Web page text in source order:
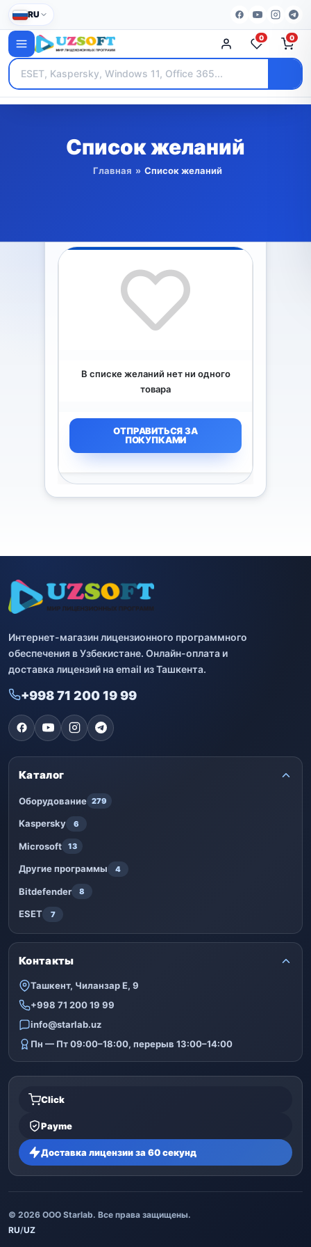
RU
0 0
Список желаний
Главная » Список желаний
В списке желаний нет ни одного
товара
ОТПРАВИТЬСЯ ЗА
ПОКУПКАМИ
Интернет-магазин лицензионного программного
обеспечения в Узбекистане. Онлайн-оплата и
доставка лицензий на email из Ташкента.
+998 71 200 19 99
Каталог
Оборудование 279
Kaspersky 6
Microsoft 13
Другие программы 4
Bitdefender 8
ESET 7
Контакты
Ташкент, Чиланзар Е, 9
+998 71 200 19 99
info@starlab.uz
Пн — Пт 09:00–18:00, перерыв 13:00–14:00
Click
Payme
Доставка лицензии за 60 секунд
© 2026 ООО Starlab. Все права защищены.
RU/UZ